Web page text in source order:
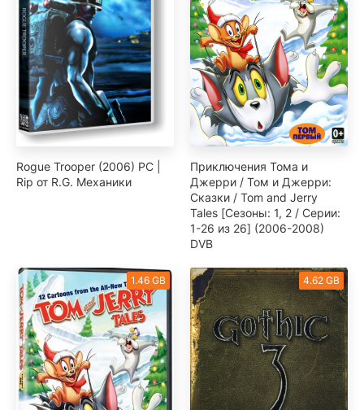
Rogue Trooper (2006) PC |
Rip от R.G. Механики
Приключения Тома и
Джерри / Том и Джерри:
Сказки / Tom and Jerry
Tales [Сезоны: 1, 2 / Серии:
1-26 из 26] (2006-2008)
DVB
1.46 GB 4.62 GB